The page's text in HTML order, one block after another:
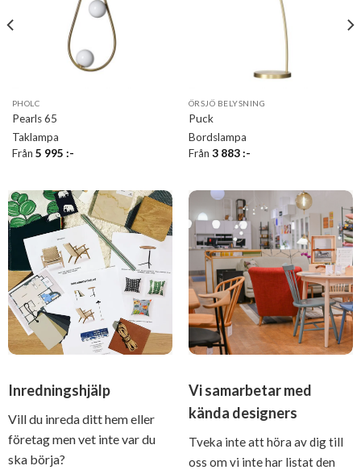
PHOLC
Pearls 65
Taklampa
Från 5 995 :-
ÖRSJÖ BELYSNING
Puck
Bordslampa
Från 3 883:-
Inredningshjälp
Vill du inreda ditt hem eller
företag men vet inte var du
ska börja?
Vi samarbetar med
kända designers
Tveka inte att höra av dig till
oss om vi inte har listat den